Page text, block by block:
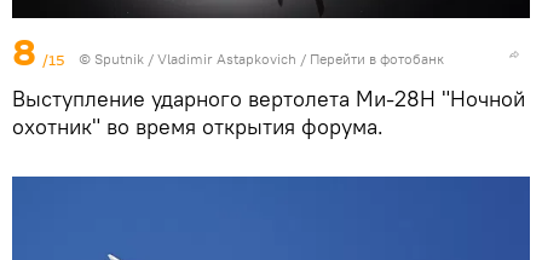
8 /15 © Sputnik / Vladimir Astapkovich / Перейти в фотобанк
Выступление ударного вертолета Ми-28Н "Ночной
охотник" во время открытия форума.